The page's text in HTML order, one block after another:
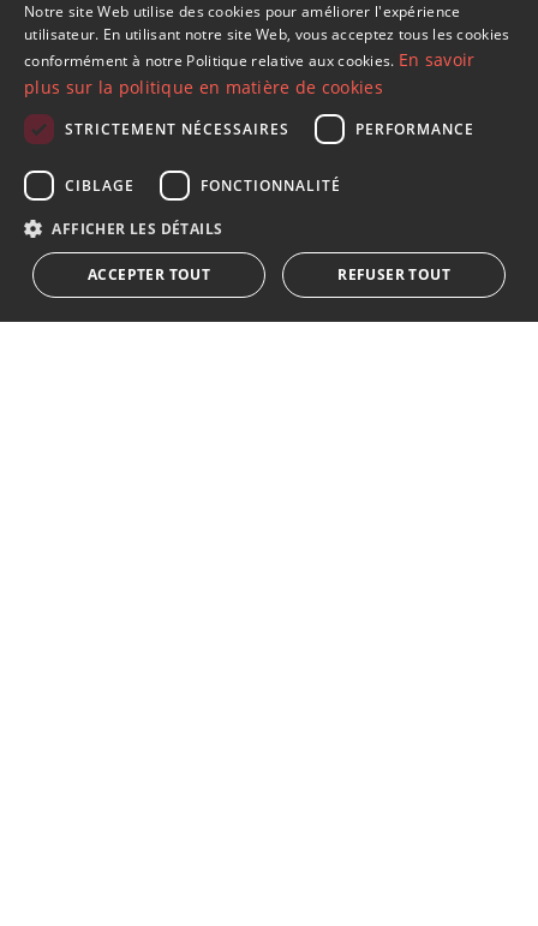
S´abonner à notre lettre d'information
Recevez des informations sur l'immobilier, l'actualité et
le style de vie à Marbella
J'accepte lespolitique de confidentialité
Nous vous informons que toutes les données personnelles
obtenues au moyen de ce formulaire,
...Agrandir
ENGLISH
SPANISH
Notre site Web utilise des cookies pour améliorer l'expérience
utilisateur. En utilisant notre site Web, vous acceptez tous les cookies
conformément à notre Politique relative aux cookies. En savoir
plus sur la politique en matière de cookies
STRICTEMENT NÉCESSAIRES PERFORMANCE
CIBLAGE FONCTIONNALITÉ
AFFICHER LES DÉTAILS
ACCEPTER TOUT REFUSER TOUT